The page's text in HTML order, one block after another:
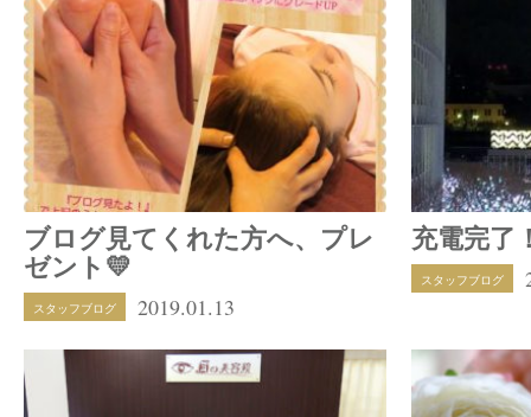
ブログ見てくれた方へ、プレ
ゼント💛
スタッフブログ 2019.01.13
充電完了
スタッフブログ